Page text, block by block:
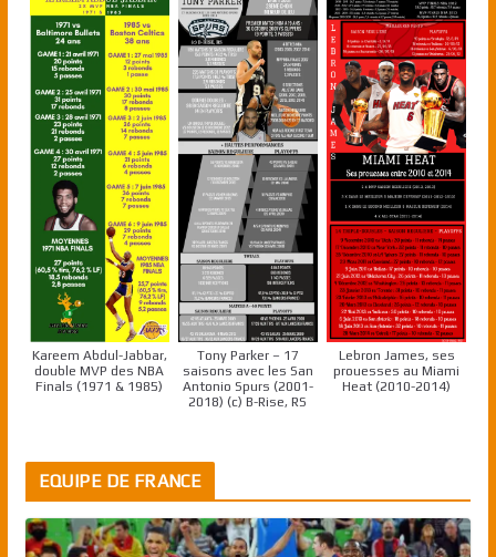
Kareem Abdul-Jabbar,
double MVP des NBA
Finals (1971 & 1985)
Tony Parker – 17
saisons avec les San
Antonio Spurs (2001-
2018) (c) B-Rise, RS
Lebron James, ses
prouesses au Miami
Heat (2010-2014)
EQUIPE DE FRANCE